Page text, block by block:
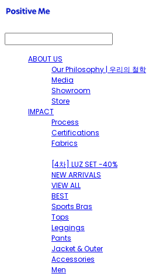
ABOUT US
Our Philosophy | 우리의 철학
Media
Showroom
Store
IMPACT
Process
Certifications
Fabrics
[4차] LUZ SET -40%
NEW ARRIVALS
VIEW ALL
BEST
Sports Bras
Tops
Leggings
Pants
Jacket & Outer
Accessories
Men